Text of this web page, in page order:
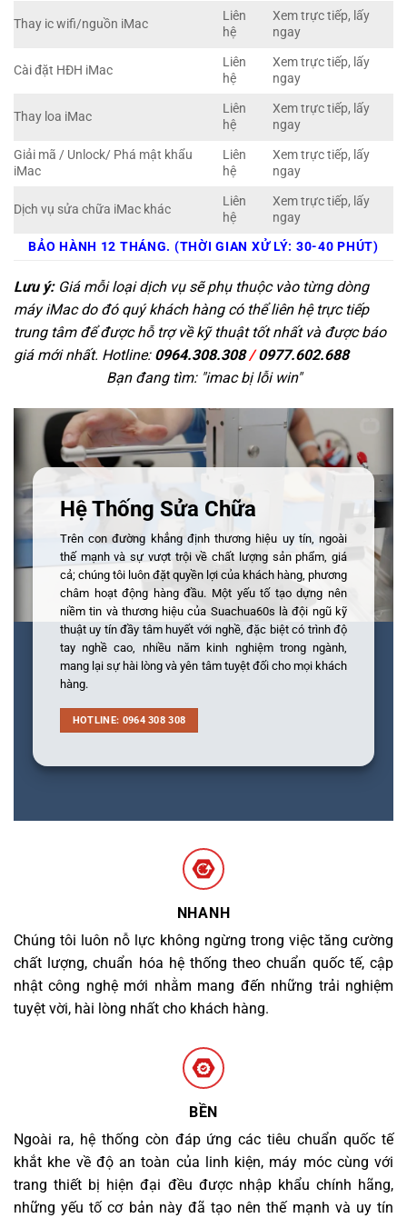
Thay ic wifi/nguồn iMac
Liên
hệ
Xem trực tiếp, lấy
ngay
Cài đặt HĐH iMac
Liên
hệ
Xem trực tiếp, lấy
ngay
Thay loa iMac
Liên
hệ
Xem trực tiếp, lấy
ngay
Giải mã / Unlock/ Phá mật khẩu
iMac
Liên
hệ
Xem trực tiếp, lấy
ngay
Dịch vụ sửa chữa iMac khác
Liên
hệ
Xem trực tiếp, lấy
ngay
BẢO HÀNH 12 THÁNG. (THỜI GIAN XỬ LÝ: 30-40 PHÚT)
Lưu ý:Giá mỗi loại dịch vụ sẽ phụ thuộc vào từng dòng
máy iMac do đó quý khách hàng có thể liên hệ trực tiếp
trung tâm để được hỗ trợ về kỹ thuật tốt nhất và được báo
giá mới nhất. Hotline: 0964.308.308/0977.602.688
Bạn đang tìm: "imac bị lỗi win"
Hệ Thống Sửa Chữa
Trên con đường khẳng định thương hiệu uy tín, ngoài
thế mạnh và sự vượt trội về chất lượng sản phẩm, giá
cả; chúng tôi luôn đặt quyền lợi của khách hàng, phương
châm hoạt động hàng đầu. Một yếu tố tạo dựng nên
niềm tin và thương hiệu của Suachua60s là đội ngũ kỹ
thuật uy tín đầy tâm huyết với nghề, đặc biệt có trình độ
tay nghề cao, nhiều năm kinh nghiệm trong ngành,
mang lại sự hài lòng và yên tâm tuyệt đối cho mọi khách
hàng.
HOTLINE: 0964 308 308
NHANH
Chúng tôi luôn nỗ lực không ngừng trong việc tăng cường
chất lượng, chuẩn hóa hệ thống theo chuẩn quốc tế, cập
nhật công nghệ mới nhằm mang đến những trải nghiệm
tuyệt vời, hài lòng nhất cho khách hàng.
BỀN
Ngoài ra, hệ thống còn đáp ứng các tiêu chuẩn quốc tế
khắt khe về độ an toàn của linh kiện, máy móc cùng với
trang thiết bị hiện đại đều được nhập khẩu chính hãng,
những yếu tố cơ bản này đã tạo nên thế mạnh và uy tín